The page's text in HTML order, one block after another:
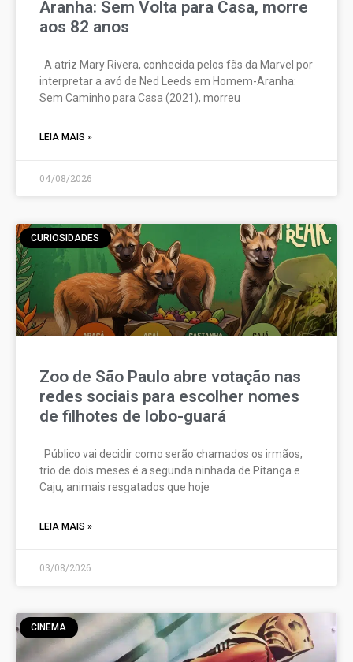
Aranha: Sem Volta para Casa, morre
aos 82 anos
A atriz Mary Rivera, conhecida pelos fãs da Marvel por
interpretar a avó de Ned Leeds em Homem-Aranha:
Sem Caminho para Casa (2021), morreu
LEIA MAIS »
04/08/2026
CURIOSIDADES
Zoo de São Paulo abre votação nas
redes sociais para escolher nomes
de filhotes de lobo-guará
Público vai decidir como serão chamados os irmãos;
trio de dois meses é a segunda ninhada de Pitanga e
Caju, animais resgatados que hoje
LEIA MAIS »
03/08/2026
CINEMA